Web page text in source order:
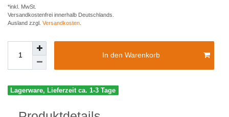
*inkl. MwSt.
Versandkostenfrei innerhalb Deutschlands.
Ausland zzgl. Versandkosten
In den Warenkorb
Lagerware, Lieferzeit ca. 1-3 Tage